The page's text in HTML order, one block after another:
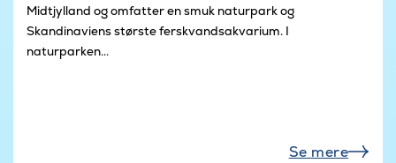
Midtjylland og omfatter en smuk naturpark og
Skandinaviens største ferskvandsakvarium. I
naturparken...
Se mere